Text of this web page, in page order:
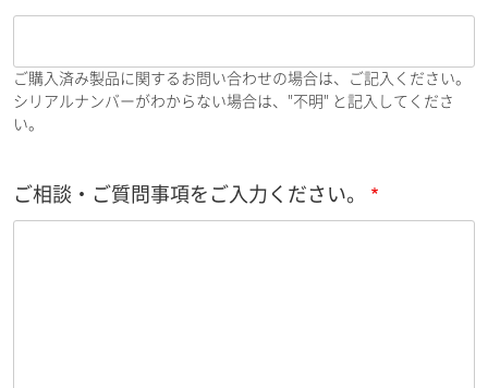
ご購入済み製品に関するお問い合わせの場合は、ご記入ください。
シリアルナンバーがわからない場合は、"不明" と記入してくださ
い。
ご相談・ご質問事項をご入力ください。